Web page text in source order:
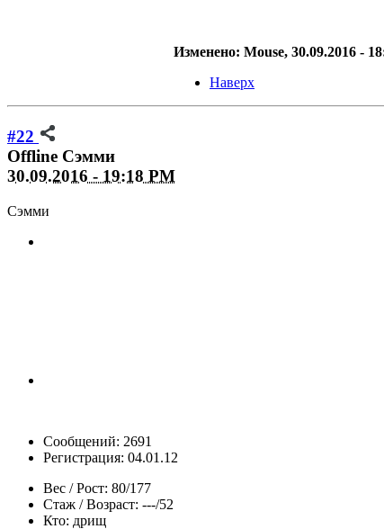
Изменено: Mouse, 30.09.2016 -
Наверх
#22
Offline Сэмми
30.09.2016 - 19:18 PM
Сэмми
Сообщений: 2691
Регистрация: 04.01.12
Вес / Рост: 80/177
Стаж / Возраст: ---/52
Кто: дрищ